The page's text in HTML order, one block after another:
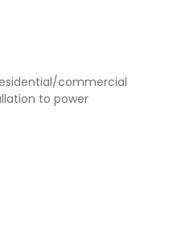
commercial
to power